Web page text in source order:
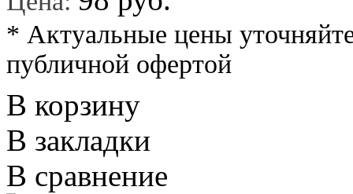
* Актуальные цены
публичной офертой
В корзину
В закладки
В сравнение